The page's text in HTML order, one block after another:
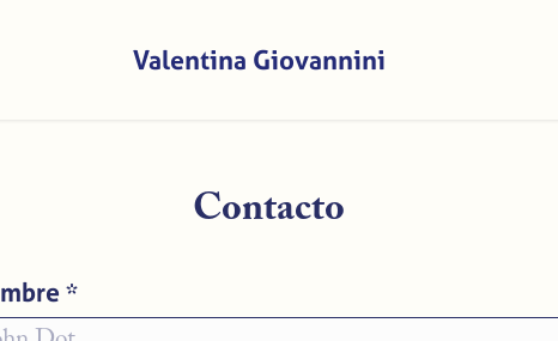
Valentina Giovannini
Contacto
*